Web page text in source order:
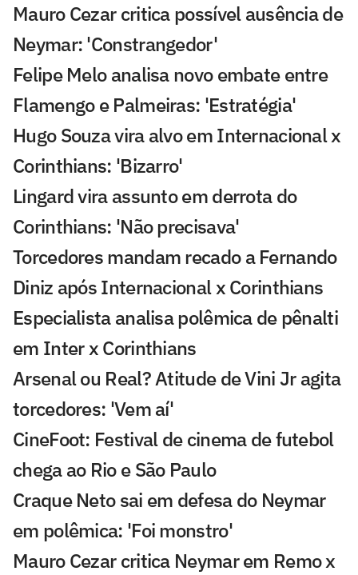
Mauro Cezar critica possível ausência de
Neymar: 'Constrangedor'
Felipe Melo analisa novo embate entre
Flamengo e Palmeiras: 'Estratégia'
Hugo Souza vira alvo em Internacional x
Corinthians: 'Bizarro'
Lingard vira assunto em derrota do
Corinthians: 'Não precisava'
Torcedores mandam recado a Fernando
Diniz após Internacional x Corinthians
Especialista analisa polêmica de pênalti
em Inter x Corinthians
Arsenal ou Real? Atitude de Vini Jr agita
torcedores: 'Vem aí'
CineFoot: Festival de cinema de futebol
chega ao Rio e São Paulo
Craque Neto sai em defesa do Neymar
em polêmica: 'Foi monstro'
Mauro Cezar critica Neymar em Remo x